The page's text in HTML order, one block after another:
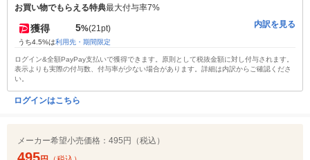
お買い物でもらえる特典最大付与率7%
獲得 5%(21pt)
うち4.5%は利用先・期間限定
内訳を見る
ログイン&全額PayPay支払いで獲得できます。原則として税抜金額に対し付与されます。
表示よりも実際の付与数、付与率が少ない場合があります。詳細は内訳からご確認くださ
い。
ログインはこちら
メーカー希望小売価格： 495円（税込）